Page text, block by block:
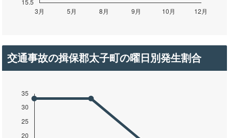
交通事故の揖保郡太子町の曜日別発生割合